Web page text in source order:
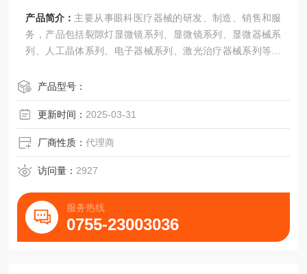
产品简介： 主要从事眼科医疗器械的研发、制造、销售和服
务，产品包括裂隙灯显微镜系列、显微镜系列、显微器械系
列、人工晶体系列、电子器械系列、激光治疗器械系列等六
SYX7飞秒激光器械包
产品型号：
更新时间： 2025-03-31
厂商性质：代理商
访问量： 2927
服务热线
0755-23003036